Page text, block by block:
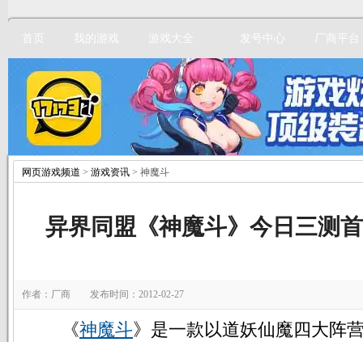
首页 我的游戏 游戏大全 发号中心 厂商平台
网页游戏频道 > 游戏资讯 > 神魔斗
异界同盟《神魔斗》今日三测
作者：厂商 发布时间：2012-02-27
《神魔斗》是一款以道妖仙魔四大阵
立即注册